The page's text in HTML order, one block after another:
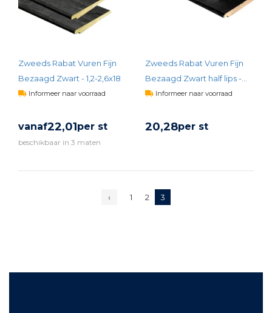
Zweeds Rabat Vuren Fijn
Bezaagd Zwart - 1,2-2,6x18
Informeer naar voorraad
vanaf22,01per st
beschikbaar in 3 maten
Zweeds Rabat Vuren Fijn
Bezaagd Zwart half lips -
1,8x17,5x250
Informeer naar voorraad
20,28per st
‹ 1 2 3